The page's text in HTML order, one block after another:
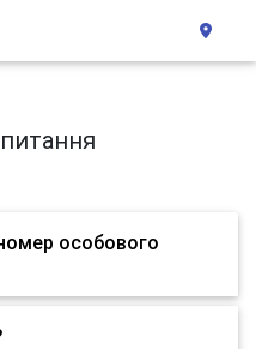
особового